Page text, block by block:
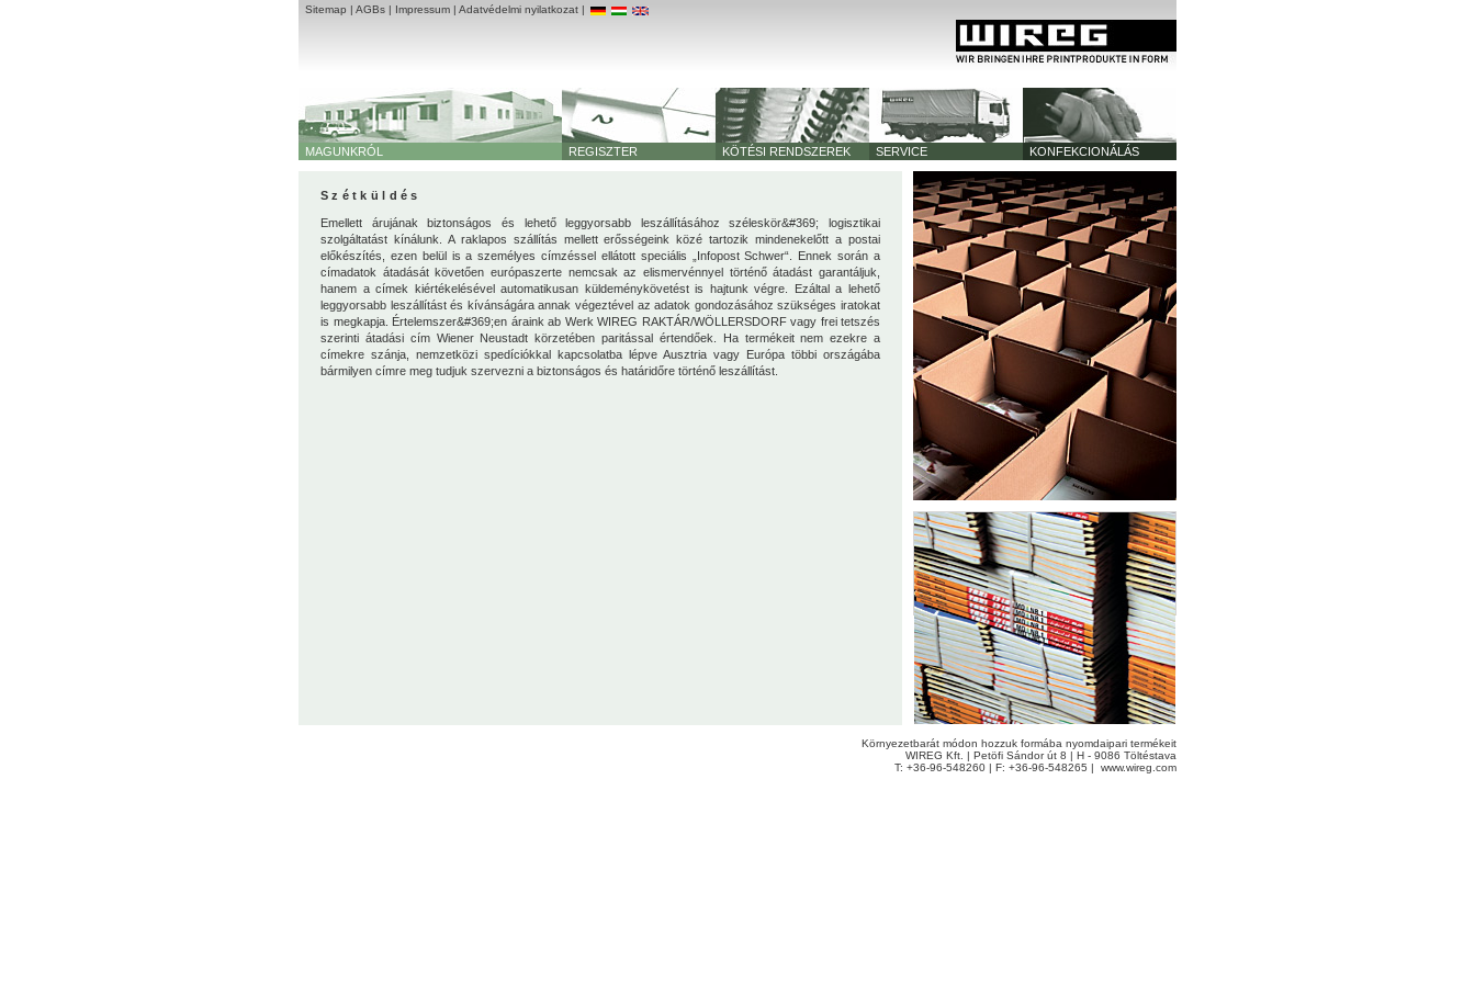
Sitemap | AGBs | Impressum | Adatvédelmi nyilatkozat |
MAGUNKRÓL REGISZTER KÖTÉSI RENDSZEREK SERVICE KONFEKCIONÁLÁS
Szétküldés
Emellett árujának biztonságos és lehető leggyorsabb leszállításához széleskör&#369; logisztikai
szolgáltatást kínálunk. A raklapos szállítás mellett erősségeink közé tartozik mindenekelőtt a postai
előkészítés, ezen belül is a személyes címzéssel ellátott speciális „Infopost Schwer“. Ennek során a
címadatok átadását követően európaszerte nemcsak az elismervénnyel történő átadást garantáljuk,
hanem a címek kiértékelésével automatikusan küldeménykövetést is hajtunk végre. Ezáltal a lehető
leggyorsabb leszállítást és kívánságára annak végeztével az adatok gondozásához szükséges iratokat
is megkapja. Értelemszer&#369;en áraink ab Werk WIREG RAKTÁR/WÖLLERSDORF vagy frei tetszés
szerinti átadási cím Wiener Neustadt körzetében paritással értendőek. Ha termékeit nem ezekre a
címekre szánja, nemzetközi spedíciókkal kapcsolatba lépve Ausztria vagy Európa többi országába
bármilyen címre meg tudjuk szervezni a biztonságos és határidőre történő leszállítást.
Környezetbarát módon hozzuk formába nyomdaipari termékeit
WIREG Kft. | Petöfi Sándor út 8 | H - 9086 Töltéstava
T: +36-96-548260 | F: +36-96-548265 | www.wireg.com